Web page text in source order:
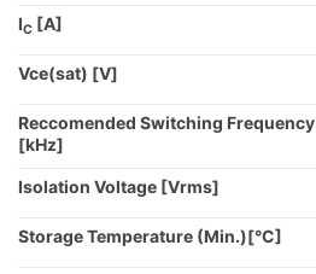
IC [A]
Vce(sat) [V]
Reccomended Switching Frequency
[kHz]
Isolation Voltage [Vrms]
Storage Temperature (Min.)[°C]